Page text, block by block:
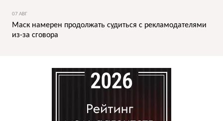
07 АВГ
Маск намерен продолжать судиться с рекламодателями
из-за сговора